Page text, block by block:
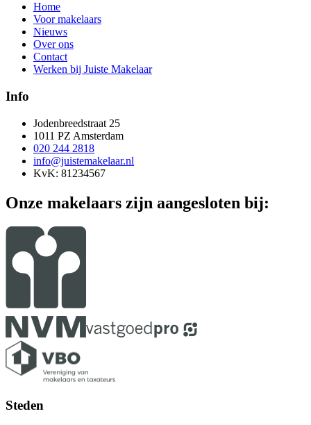
Home
Voor makelaars
Nieuws
Over ons
Contact
Werken bij Juiste Makelaar
Info
Jodenbreedstraat 25
1011 PZ Amsterdam
020 244 2818
info@juistemakelaar.nl
KvK: 81234567
Onze makelaars zijn aangesloten bij:
Steden